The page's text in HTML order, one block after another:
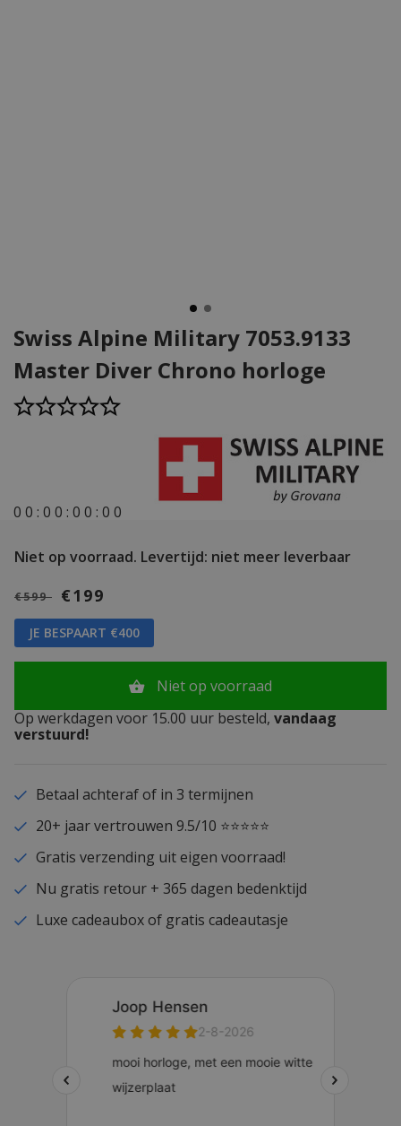
Swiss Alpine Military 7053.9133
Master Diver Chrono horloge
0 0 : 0 0 : 0 0 : 0 0
Niet op voorraad. Levertijd: niet meer leverbaar
€599 €199
JE BESPAART €400
Niet op voorraad
Op werkdagen voor 15.00 uur besteld, vandaag
verstuurd!
Betaal achteraf of in 3 termijnen
20+ jaar vertrouwen 9.5/10 ⭐⭐⭐⭐⭐
Gratis verzending uit eigen voorraad!
Nu gratis retour + 365 dagen bedenktijd
Luxe cadeaubox of gratis cadeautasje